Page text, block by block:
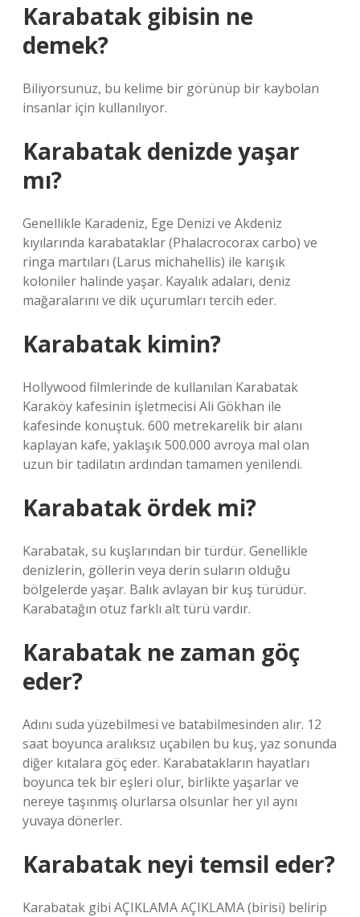
Karabatak gibisin ne
demek?
Biliyorsunuz, bu kelime bir görünüp bir kaybolan
insanlar için kullanılıyor.
Karabatak denizde yaşar
mı?
Genellikle Karadeniz, Ege Denizi ve Akdeniz
kıyılarında karabataklar (Phalacrocorax carbo) ve
ringa martıları (Larus michahellis) ile karışık
koloniler halinde yaşar. Kayalık adaları, deniz
mağaralarını ve dik uçurumları tercih eder.
Karabatak kimin?
Hollywood filmlerinde de kullanılan Karabatak
Karaköy kafesinin işletmecisi Ali Gökhan ile
kafesinde konuştuk. 600 metrekarelik bir alanı
kaplayan kafe, yaklaşık 500.000 avroya mal olan
uzun bir tadilatın ardından tamamen yenilendi.
Karabatak ördek mi?
Karabatak, su kuşlarından bir türdür. Genellikle
denizlerin, göllerin veya derin suların olduğu
bölgelerde yaşar. Balık avlayan bir kuş türüdür.
Karabatağın otuz farklı alt türü vardır.
Karabatak ne zaman göç
eder?
Adını suda yüzebilmesi ve batabilmesinden alır. 12
saat boyunca aralıksız uçabilen bu kuş, yaz sonunda
diğer kıtalara göç eder. Karabatakların hayatları
boyunca tek bir eşleri olur, birlikte yaşarlar ve
nereye taşınmış olurlarsa olsunlar her yıl aynı
yuvaya dönerler.
Karabatak neyi temsil eder?
Karabatak gibi AÇIKLAMA AÇIKLAMA (birisi) belirip